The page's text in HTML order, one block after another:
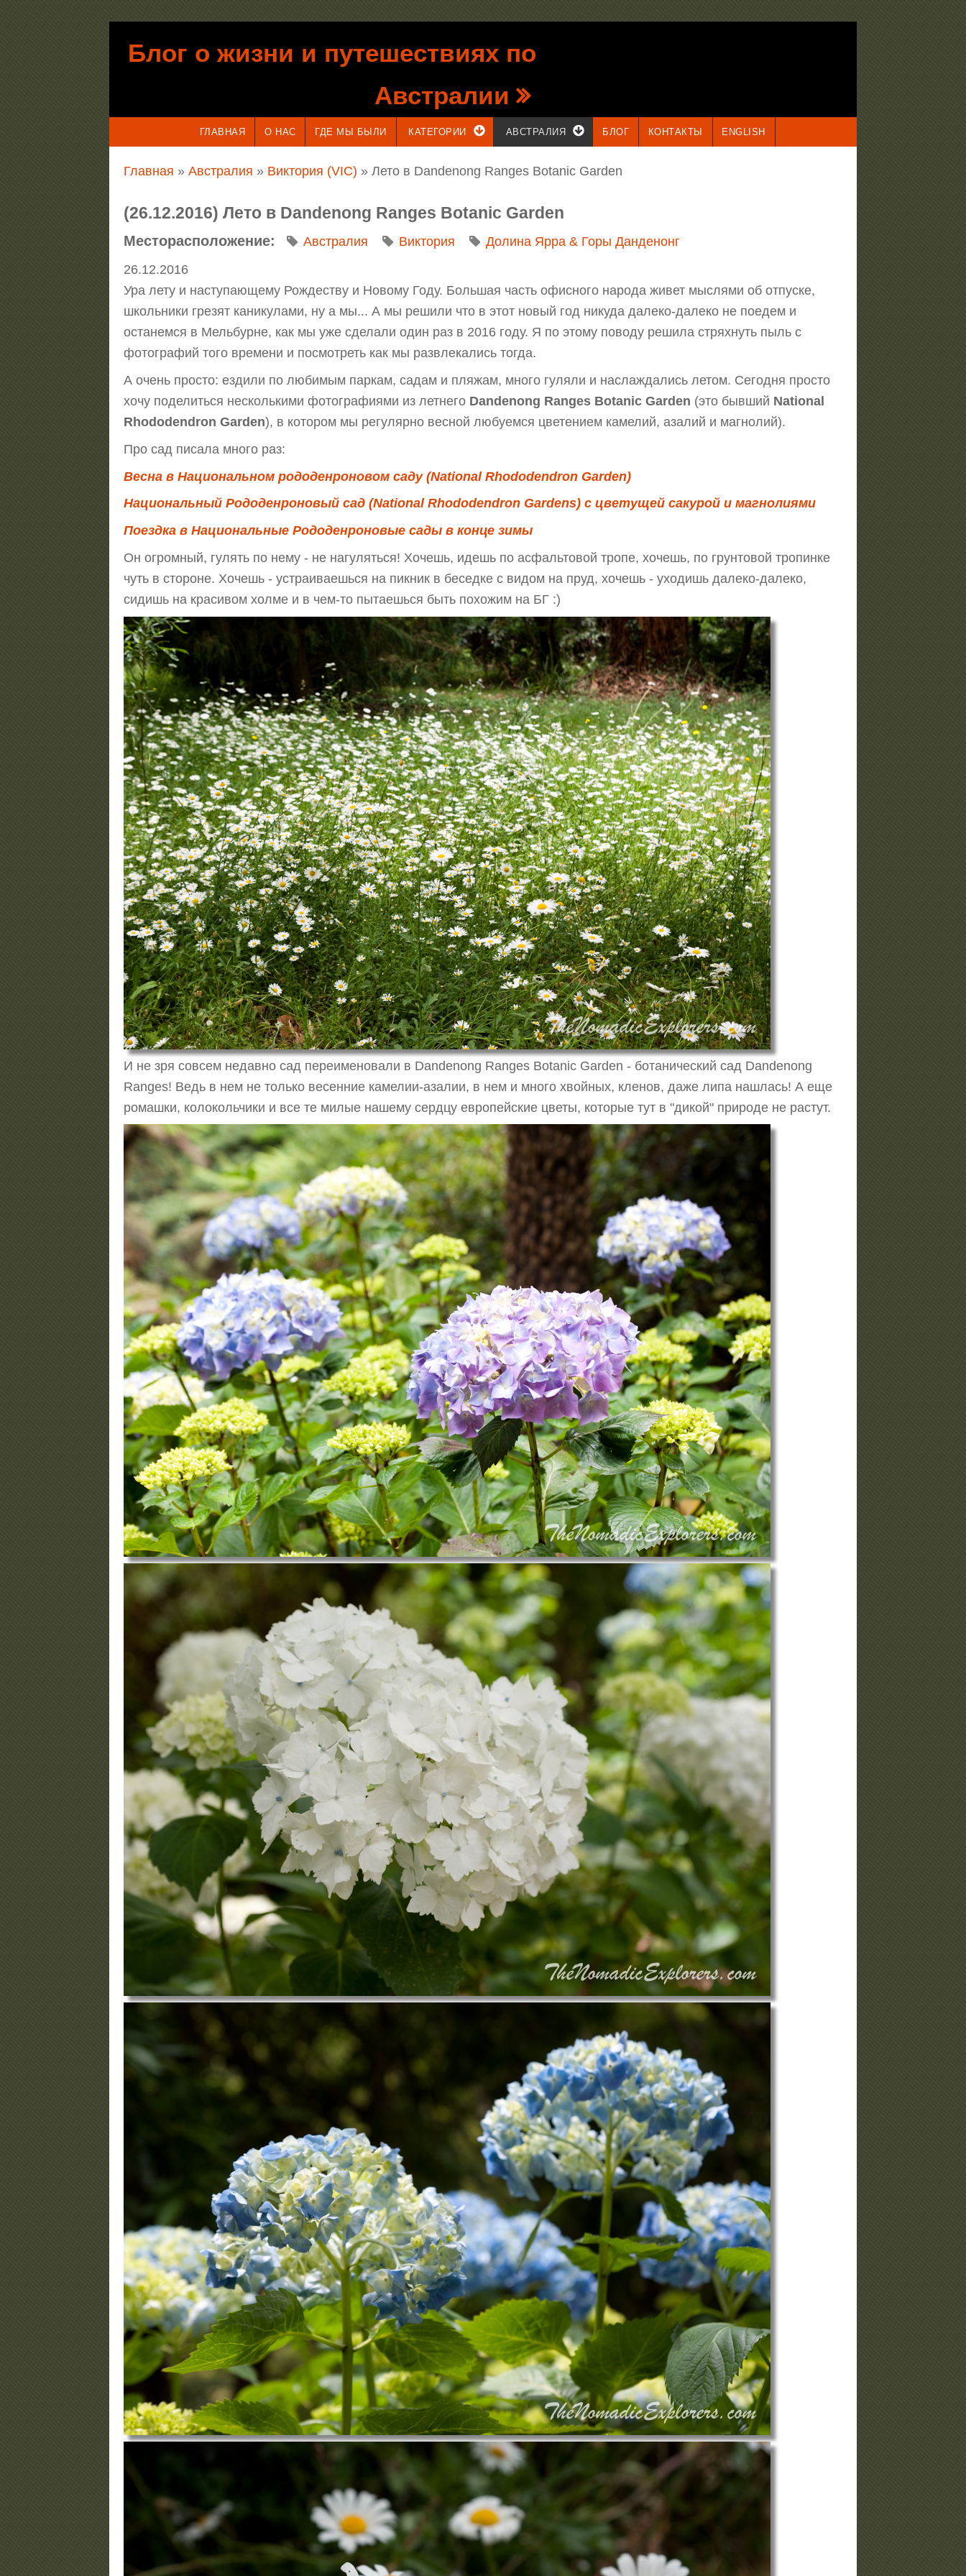
Блог о жизни и путешествиях по
Австралии
ГЛАВНАЯ О НАС ГДЕ МЫ БЫЛИ КАТЕГОРИИ АВСТРАЛИЯ БЛОГ КОНТАКТЫ ENGLISH
Вы здесь
Главная » Австралия » Виктория (VIC) » Лето в Dandenong Ranges Botanic Garden
(26.12.2016) Лето в Dandenong Ranges Botanic Garden
Месторасположение: Австралия Виктория
Долина Ярра & Горы Данденонг
26.12.2016
Ура лету и наступающему Рождеству и Новому Году. Большая часть офисного народа живет мыслями об отпуске,
школьники грезят каникулами, ну а мы... А мы решили что в этот новый год никуда далеко-далеко не поедем и
останемся в Мельбурне, как мы уже сделали один раз в 2016 году. Я по этому поводу решила стряхнуть пыль с
фотографий того времени и посмотреть как мы развлекались тогда.
А очень просто: ездили по любимым паркам, садам и пляжам, много гуляли и наслаждались летом. Сегодня просто
хочу поделиться несколькими фотографиями из летнего Dandenong Ranges Botanic Garden (это бывший National
Rhododendron Garden), в котором мы регулярно весной любуемся цветением камелий, азалий и магнолий).
Про сад писала много раз:
Весна в Национальном рододенроновом саду (National Rhododendron Garden)
Национальный Рододенроновый сад (National Rhododendron Gardens) с цветущей сакурой и магнолиями
Поездка в Национальные Рододенроновые сады в конце зимы
Он огромный, гулять по нему - не нагуляться! Хочешь, идешь по асфальтовой тропе, хочешь, по грунтовой тропинке
чуть в стороне. Хочешь - устраиваешься на пикник в беседке с видом на пруд, хочешь - уходишь далеко-далеко,
сидишь на красивом холме и в чем-то пытаешься быть похожим на БГ :)
И не зря совсем недавно сад переименовали в Dandenong Ranges Botanic Garden - ботанический сад Dandenong
Ranges! Ведь в нем не только весенние камелии-азалии, в нем и много хвойных, кленов, даже липа нашлась! А еще
ромашки, колокольчики и все те милые нашему сердцу европейские цветы, которые тут в "дикой" природе не растут.